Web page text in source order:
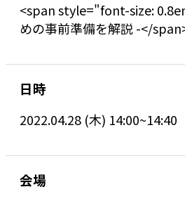
<span style="font-size:
めの事前準備を解説 -</
日時
2022.04.28 (木) 14:00~14:40
会場